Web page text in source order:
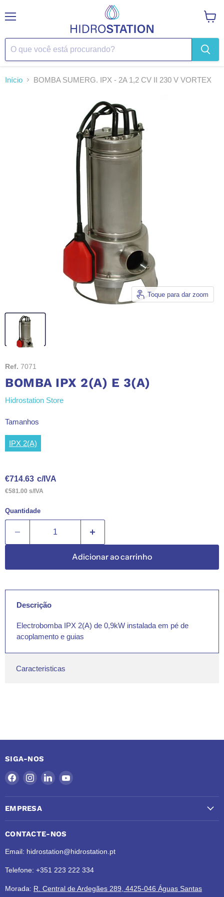
Início BOMBA SUMERG. IPX - 2A 1,2 CV II 230 V VORTEX
Toque para dar zoom
Ref. 7071
BOMBA IPX 2(A) E 3(A)
Hidrostation Store
Tamanhos
IPX 2(A)
€714.63 c/IVA
€581.00 s/IVA
Quantidade
Adicionar ao carrinho
Descrição
Electrobomba IPX 2(A) de 0,9kW instalada em pé de
acoplamento e guias
Caracteristicas
SIGA-NOS
Encontre-
nos
no
Facebook
Encontre-
nos
no
Instagram
Encontre-
nos
no
Encontre-
no
EMPRESA
CONTACTE-NOS
Email: hidrostation@hidrostation.pt
Telefone: +351 223 222 334
Morada: R. Central de Ardegães 289, 4425-046 Águas Santas